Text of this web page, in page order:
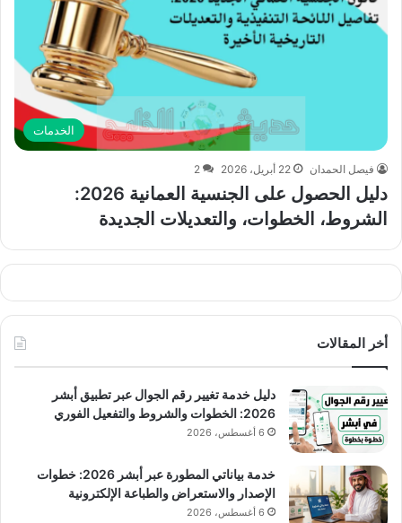
الخدمات
فيصل الحمدان 22 أبريل، 2026 2
دليل الحصول على الجنسية العمانية 2026:
الشروط، الخطوات، والتعديلات الجديدة
أخر المقالات
دليل خدمة تغيير رقم الجوال عبر تطبيق أبشر
2026: الخطوات والشروط والتفعيل الفوري
6 أغسطس، 2026
خدمة بياناتي المطورة عبر أبشر 2026: خطوات
الإصدار والاستعراض والطباعة الإلكترونية
6 أغسطس، 2026